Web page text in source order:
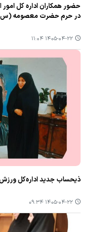
حضور همکاران اداره کل
در حرم حضرت معصومه
۱۴۰۵-۰۴-۲۲ ۱۱:۰۴
ذیحساب جدید اداره‌کل
۱۴۰۵-۰۴-۲۲ ۰۹:۳۴